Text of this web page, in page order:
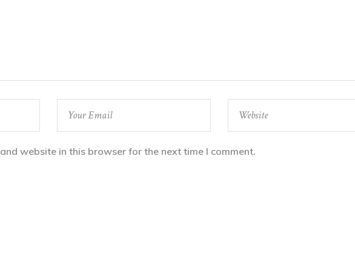
website in this browser for the next time I comment.